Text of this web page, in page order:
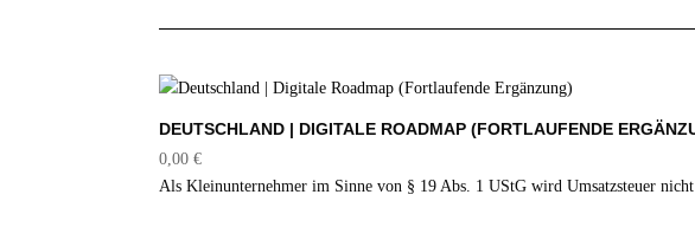
DEUTSCHLAND | DIGITALE ROADMAP (FORTLAUFENDE
0,00€
Als Kleinunternehmer im Sinne von § 19 Abs. 1 UStG wird Umsatzsteuer nicht